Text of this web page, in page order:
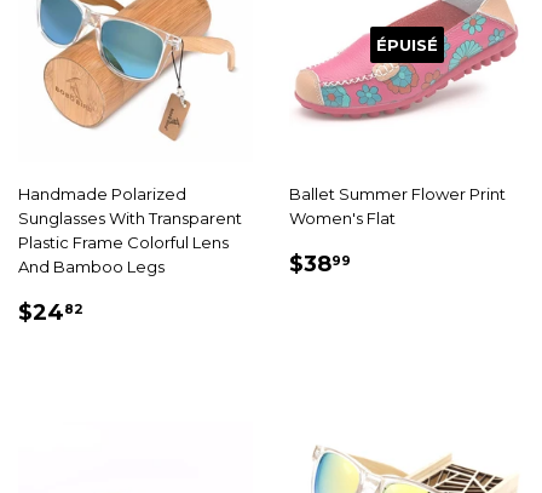
Handmade Polarized
Sunglasses With Transparent
Plastic Frame Colorful Lens
And Bamboo Legs
PRIX
$2482
ÉPUISÉ
Ballet Summer Flower Print
Women's Flat
PRIX
$3899